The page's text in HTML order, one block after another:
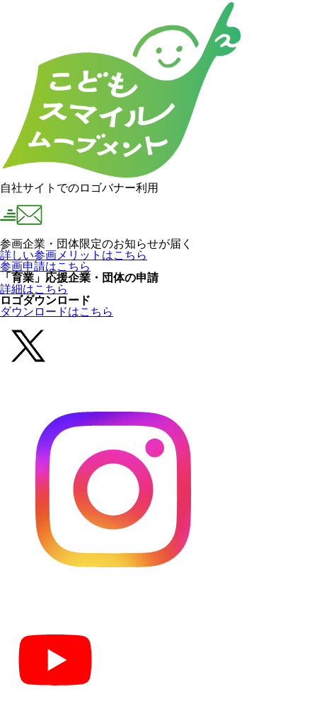
自社サイトでのロゴバナー利用
参画企業・団体限定のお知らせが届く
詳しい参画メリットはこちら
参画申請はこちら
「育業」応援企業・団体の申請
詳細はこちら
ロゴダウンロード
ダウンロードはこちら